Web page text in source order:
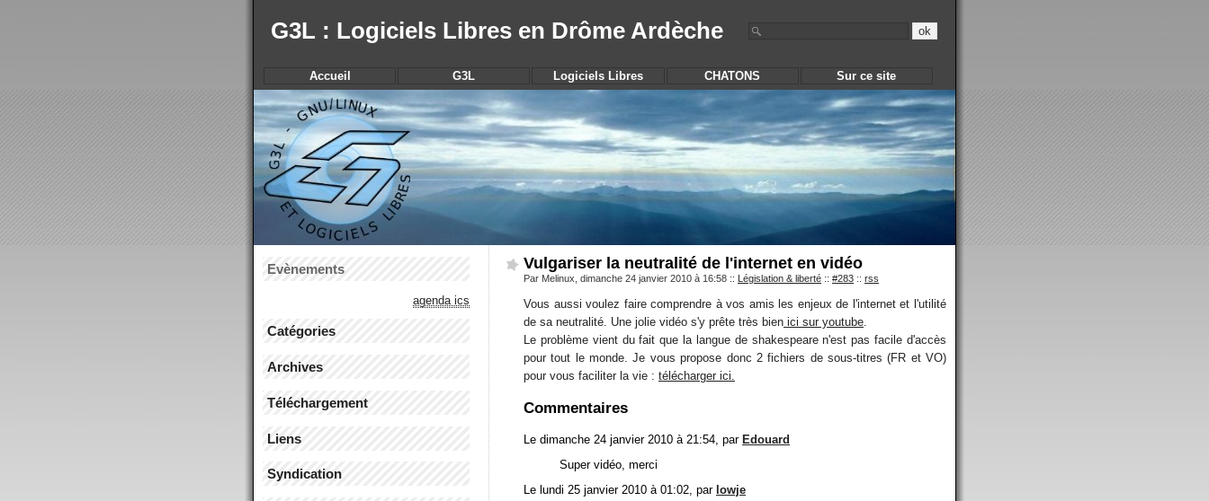
G3L : Logiciels Libres en Drôme Ardèche
Vulgariser la neutralité de l'internet en vidéo
Par Melinux, dimanche 24 janvier 2010 à 16:58 :: Législation & liberté :: #283 :: rss
Vous aussi voulez faire comprendre à vos amis les enjeux de l'internet et l'utilité
de sa neutralité. Une jolie vidéo s'y prête très bien ici sur youtube
Le problème vient du fait que la langue de shakespeare n'est pas facile d'accès
pour tout le monde. Je vous propose donc 2 fichiers de sous-titres (FR et VO)
pour vous faciliter la vie : télécharger ici.
Commentaires
Le dimanche 24 janvier 2010 à 21:54, par Edouard
Super vidéo, merci
Le lundi 25 janvier 2010 à 01:02, par lowje
Accueil G3L Logiciels Libres CHATONS Sur ce site
Evènements
agenda ics
Catégories
Archives
Téléchargement
Liens
Syndication